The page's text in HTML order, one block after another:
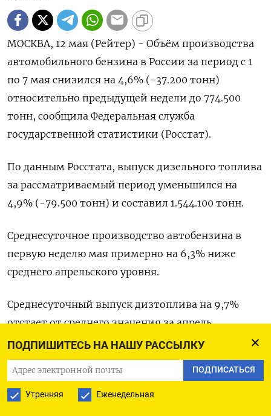
ПОДПИШИТЕСЬ НА НАШУ РАССЫЛКУ
ПОДПИСАТЬСЯ
Утренняя Еженедельная
МОСКВА, 12 мая (Рейтер) - Объём производства
автомобильного бензина в России за период с 1
по 7 мая снизился на 4,6% (-37.200 тонн)
относительно предыдущей недели до 774.500
тонн, сообщила Федеральная служба
государственной статистики (Росстат).
По данным Росстата, выпуск дизельного топлива
за рассматриваемый период уменьшился на
4,9% (-79.500 тонн) и составил 1.544.100 тонн.
Среднесуточное производство автобензина в
первую неделю мая примерно на 6,3% ниже
среднего апрельского уровня.
Среднесуточный выпуск дизтоплива на 9,7%
отстает от среднего значения за апрель.
ПОДПИСАТЬСЯ НА ТЕЛЕГРАМ